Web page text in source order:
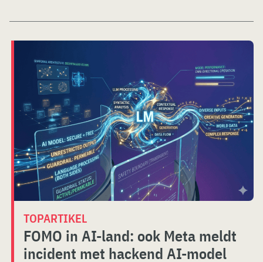
TOPARTIKEL
FOMO in AI-land: ook Meta meldt
incident met hackend AI-model